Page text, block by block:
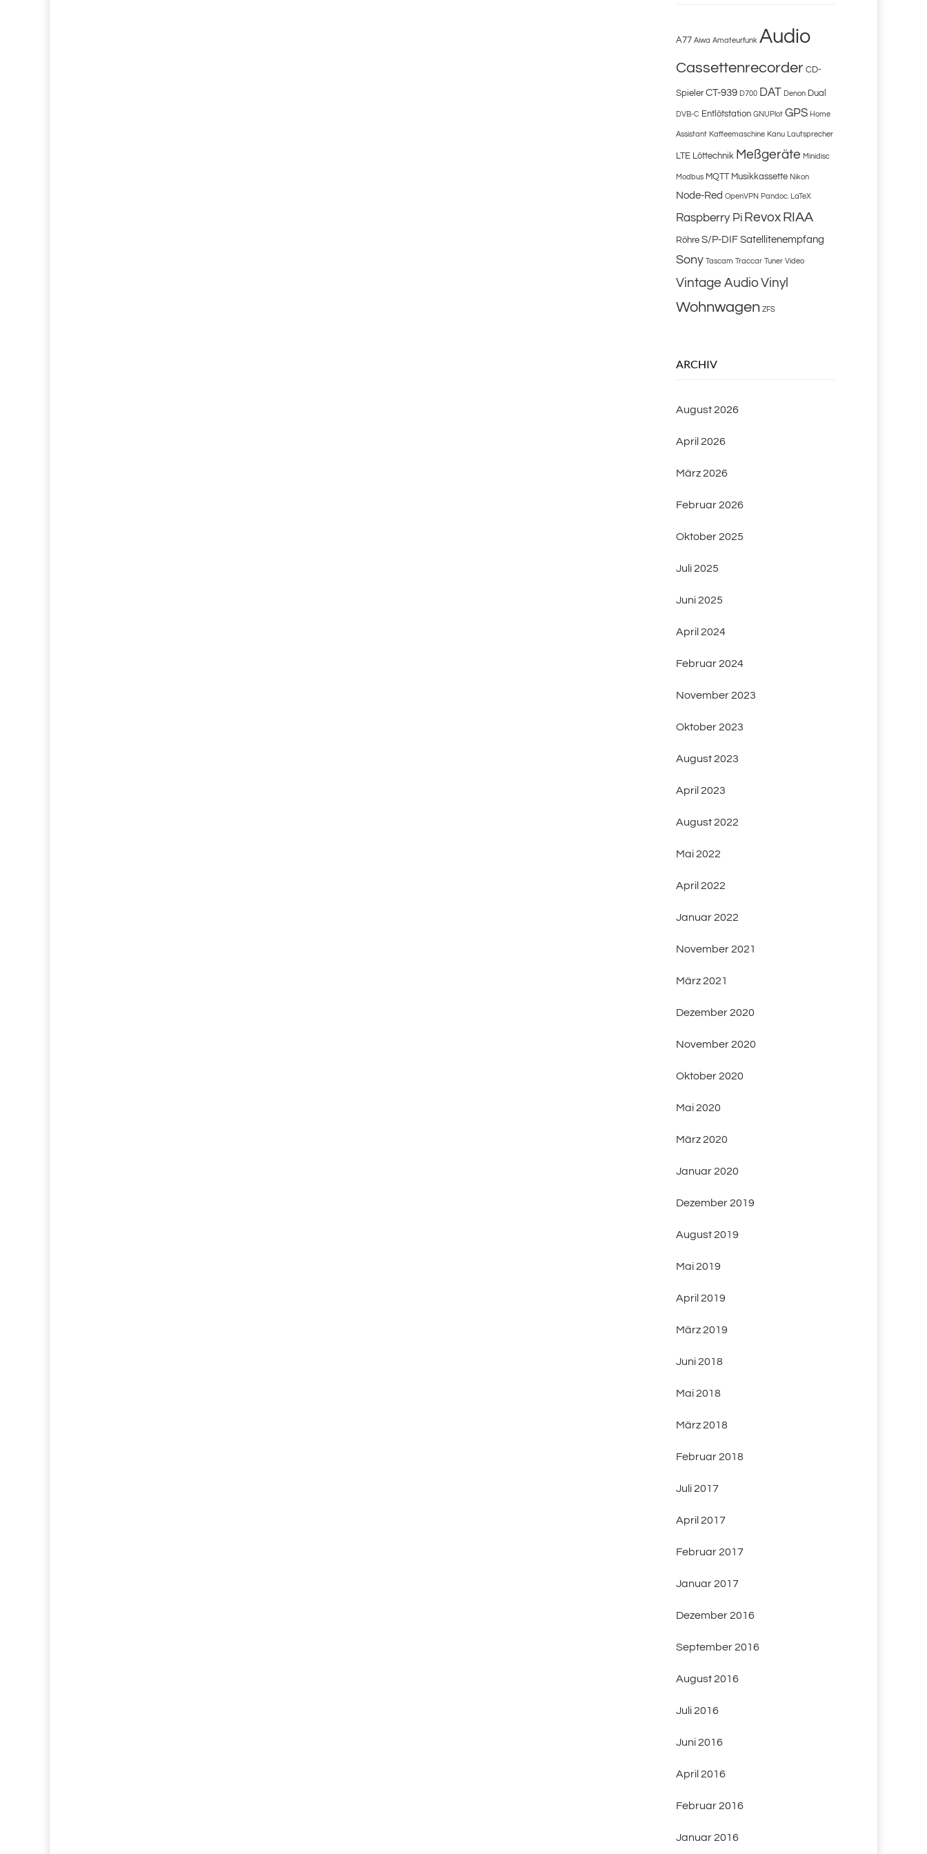
A77 Aiwa Amateurfunk Audio
Cassettenrecorder CD-
Spieler CT-939 D700 DAT Denon Dual
DVB-C Entlötstation GNUPlot GPS Home
Assistant Kaffeemaschine Kanu Lautsprecher
LTE Löttechnik Meßgeräte Minidisc
Modbus MQTT Musikkassette Nikon
Node-Red OpenVPN Pandoc. LaTeX
Raspberry Pi Revox RIAA
Röhre S/P-DIF Satellitenempfang
Sony Tascam Traccar Tuner Video
Vintage Audio Vinyl
Wohnwagen ZFS
ARCHIV
August 2026
April 2026
März 2026
Februar 2026
Oktober 2025
Juli 2025
Juni 2025
April 2024
Februar 2024
November 2023
Oktober 2023
August 2023
April 2023
August 2022
Mai 2022
April 2022
Januar 2022
November 2021
März 2021
Dezember 2020
November 2020
Oktober 2020
Mai 2020
März 2020
Januar 2020
Dezember 2019
August 2019
Mai 2019
April 2019
März 2019
Juni 2018
Mai 2018
März 2018
Februar 2018
Juli 2017
April 2017
Februar 2017
Januar 2017
Dezember 2016
September 2016
August 2016
Juli 2016
Juni 2016
April 2016
Februar 2016
Januar 2016